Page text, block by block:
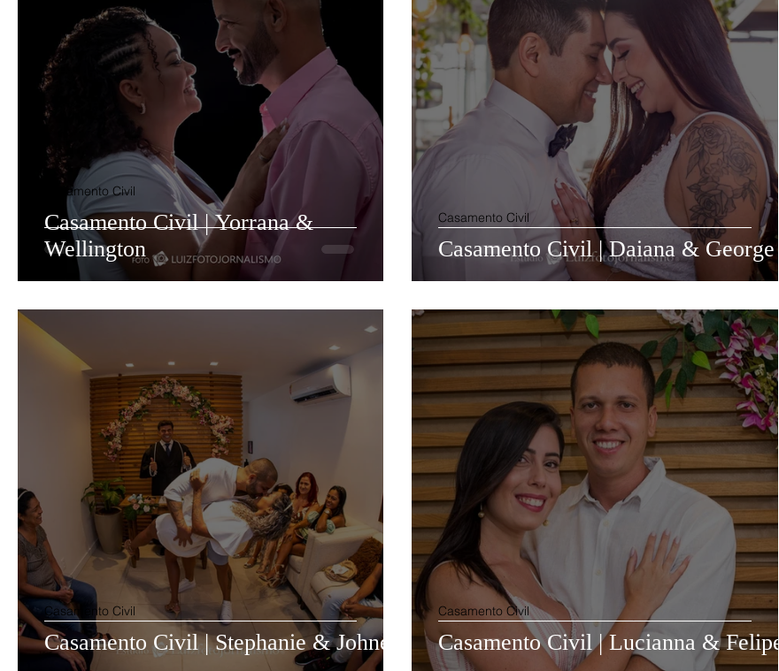
Casamento Civil | Yorrana &
Wellington
Casamento Civil
Casamento Civil | Daiana & George
Casamento Civil
Casamento Civil | Stephanie & Johne
Casamento Civil
Casamento Civil | Lucianna & Felipe
Casamento Civil